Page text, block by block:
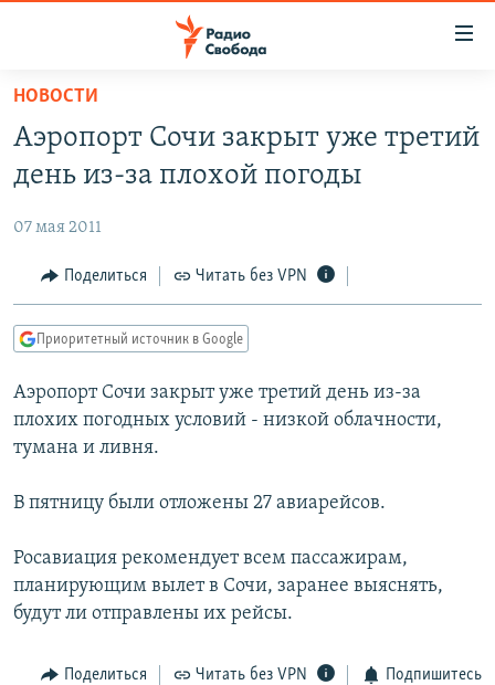
упрощенного
доступа
основному
Вернутся
главной
навигации
Вернутся
поиску
ПОДКАСТЫ
ЦИТАТЫ СВОБОДЫ
МНЕНИЯ
IDEL.РЕАЛИИ
КАВКАЗ.РЕАЛИИ
СЕВЕР.РЕАЛИИ
РАСПИСАНИЕ ВЕЩАНИЯ
ПОДПИШИТЕСЬ НА РАССЫЛКУ
СОЦИАЛЬНЫЕ СЕТИ
НОВОСТИ
Аэропорт Сочи закрыт уже третий
день из-за плохой погоды
07 мая 2011
Поделиться Читать без VPN
Приоритетный источник в Google
Аэропорт Сочи закрыт уже третий день из-за
плохих погодных условий - низкой облачности,
тумана и ливня.
В пятницу были отложены 27 авиарейсов.
Росавиация рекомендует всем пассажирам,
планирующим вылет в Сочи, заранее выяснять,
будут ли отправлены их рейсы.
Поделиться Читать без VPN Подпишитесь